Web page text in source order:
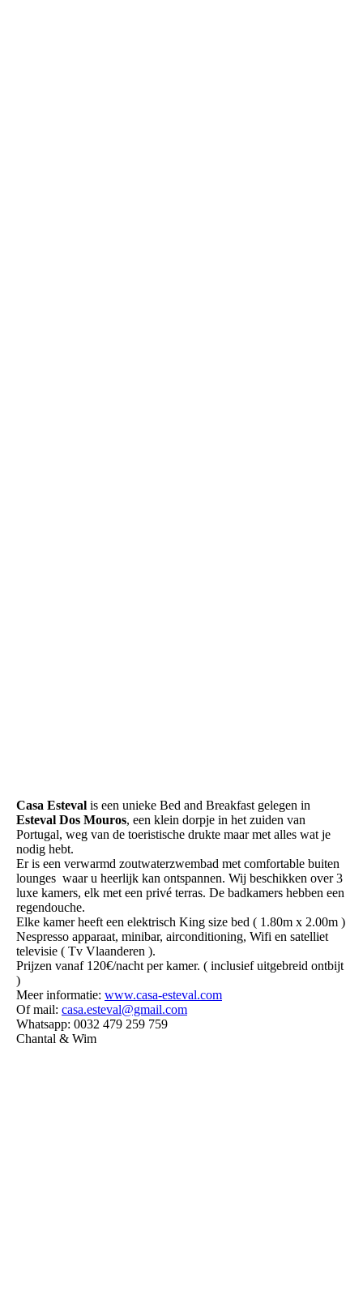
Casa Esteval is een unieke Bed and Breakfast gelegen in
Esteval Dos Mouros, een klein dorpje in het zuiden van
Portugal, weg van de toeristische drukte maar met alles wat je
nodig hebt.
Er is een verwarmd zoutwaterzwembad met comfortable buiten
lounges waar u heerlijk kan ontspannen. Wij beschikken over 3
luxe kamers, elk met een privé terras. De badkamers hebben een
regendouche.
Elke kamer heeft een elektrisch King size bed ( 1.80m x 2.00m )
Nespresso apparaat, minibar, airconditioning, Wifi en satelliet
televisie ( Tv Vlaanderen ).
Prijzen vanaf 120€/nacht per kamer. ( inclusief uitgebreid ontbijt
)
Meer informatie: www.casa-esteval.com
Of mail: casa.esteval@gmail.com
Whatsapp: 0032 479 259 759
Chantal & Wim